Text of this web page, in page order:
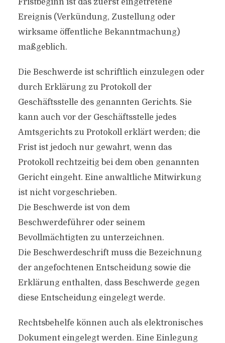
Fristbeginn ist das zuerst eingetretene
Ereignis (Verkündung, Zustellung oder
wirksame öffentliche Bekanntmachung)
maßgeblich.
Die Beschwerde ist schriftlich einzulegen oder
durch Erklärung zu Protokoll der
Geschäftsstelle des genannten Gerichts. Sie
kann auch vor der Geschäftsstelle jedes
Amtsgerichts zu Protokoll erklärt werden; die
Frist ist jedoch nur gewahrt, wenn das
Protokoll rechtzeitig bei dem oben genannten
Gericht eingeht. Eine anwaltliche Mitwirkung
ist nicht vorgeschrieben.
Die Beschwerde ist von dem
Beschwerdeführer oder seinem
Bevollmächtigten zu unterzeichnen.
Die Beschwerdeschrift muss die Bezeichnung
der angefochtenen Entscheidung sowie die
Erklärung enthalten, dass Beschwerde gegen
diese Entscheidung eingelegt werde.
Rechtsbehelfe können auch als elektronisches
Dokument eingelegt werden. Eine Einlegung